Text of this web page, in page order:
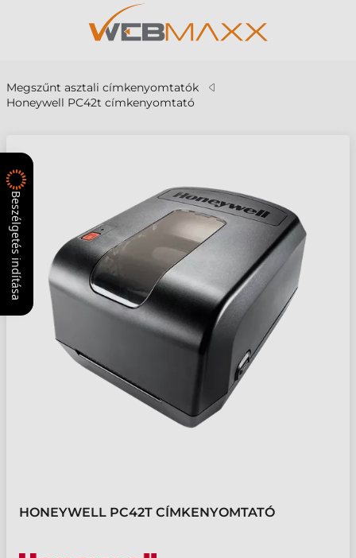
Megszűnt asztali címkenyomtatók
Honeywell PC42t címkenyomtató
HONEYWELL PC42T CÍMKENYOMTATÓ
Beszélgetés indítása